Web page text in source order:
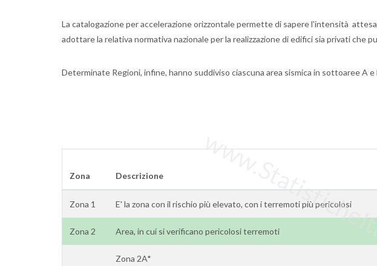
La catalogazione per accelerazione orizzontale permette di sapere l'intensità
adottare la relativa normativa nazionale per la realizzazione di edifici sia privati che
Determinate Regioni, infine, hanno suddiviso ciascuna area sismica in sottoaree A
Zona Descrizione
Zona 1 E' la zona con il rischio più elevato, con i terremoti più pericolosi
Zona 2 Area, in cui si verificano pericolosi terremoti
Zona 2A*